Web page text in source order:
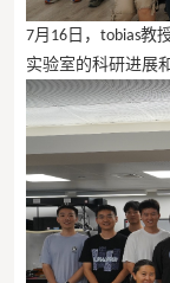
7月 16 日，tobias教
实验室的科研进展